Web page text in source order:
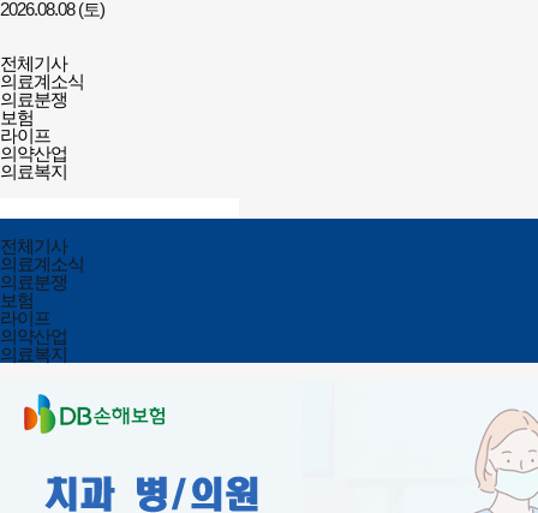
2026.08.08 (토)
필수의료배상보험
전체메뉴
열기/
닫기
전체기사
의료계소식
의료분쟁
보험
라이프
의약산업
의료복지
열기/
닫기
검색
전체메뉴
닫기
전체기사
의료계소식
의료분쟁
보험
라이프
의약산업
의료복지